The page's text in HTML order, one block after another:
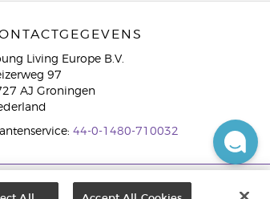
Living Europe B.V.
97
AJ Groningen
44-0-1480-710032